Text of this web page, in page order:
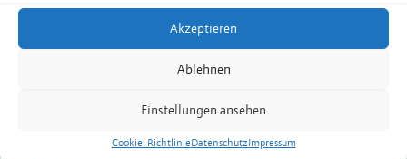
Akzeptieren
Ablehnen
Einstellungen ansehen
Cookie-RichtlinieDatenschutzImpressum
St. Martins-Ring 2, 9492 Eschen
Festnetz+423 377 50 10,verwaltung@eschen.li